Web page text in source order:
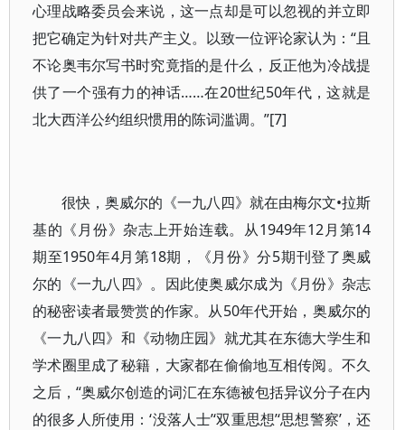
心理战略委员会来说，这一点却是可以忽视的并立即
把它确定为针对共产主义。以致一位评论家认为：“且
不论奥韦尔写书时究竟指的是什么，反正他为冷战提
供了一个强有力的神话……在20世纪50年代，这就是
北大西洋公约组织惯用的陈词滥调。”[7]
很快，奥威尔的《一九八四》就在由梅尔文•拉斯
基的《月份》杂志上开始连载。从1949年12月第14
期至1950年4月第18期，《月份》分5期刊登了奥威
尔的《一九八四》。因此使奥威尔成为《月份》杂志
的秘密读者最赞赏的作家。从50年代开始，奥威尔的
《一九八四》和《动物庄园》就尤其在东德大学生和
学术圈里成了秘籍，大家都在偷偷地互相传阅。不久
之后，“奥威尔创造的词汇在东德被包括异议分子在内
的很多人所使用：‘没落人士’‘双重思想’‘思想警察’，还